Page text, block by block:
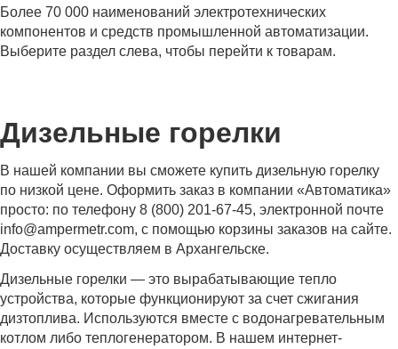
Более 70 000 наименований электротехнических
компонентов и средств промышленной автоматизации.
Выберите раздел слева, чтобы перейти к товарам.
Дизельные горелки
В нашей компании вы сможете купить дизельную горелку
по низкой цене. Оформить заказ в компании «Автоматика»
просто: по телефону 8 (800) 201-67-45, электронной почте
info@ampermetr.com, с помощью корзины заказов на сайте.
Доставку осуществляем в Архангельске.
Дизельные горелки — это вырабатывающие тепло
устройства, которые функционируют за счет сжигания
дизтоплива. Используются вместе с водонагревательным
котлом либо теплогенератором. В нашем интернет-